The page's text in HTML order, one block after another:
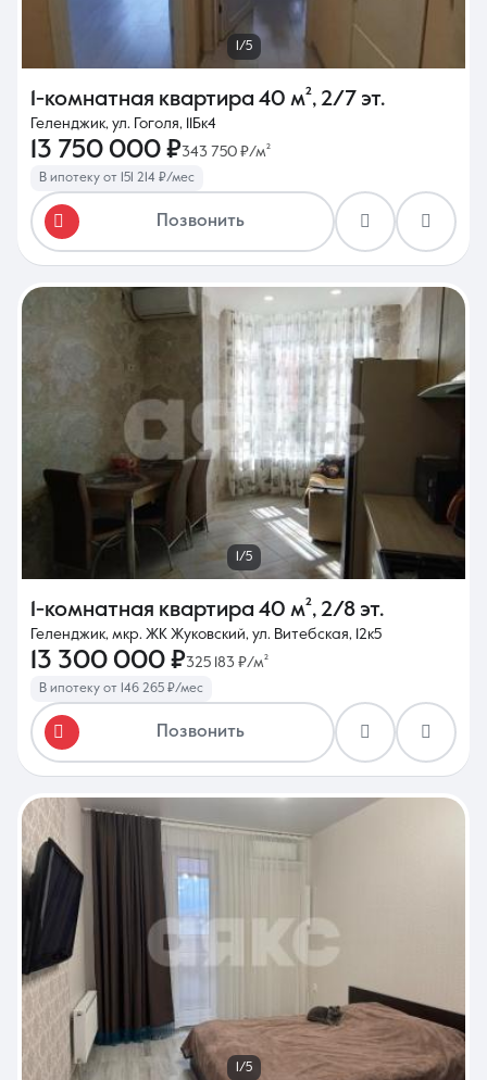
1/5
1-комнатная квартира 40 м², 2/7 эт.
Геленджик, ул. Гоголя, 11Бк4
13 750 000 ₽343 750 ₽/м²
В ипотеку от 151 214 ₽/мес
Позвонить
1/5
1-комнатная квартира 40 м², 2/8 эт.
Геленджик, мкр. ЖК Жуковский, ул. Витебская, 12к5
13 300 000 ₽325 183 ₽/м²
В ипотеку от 146 265 ₽/мес
Позвонить
1/5